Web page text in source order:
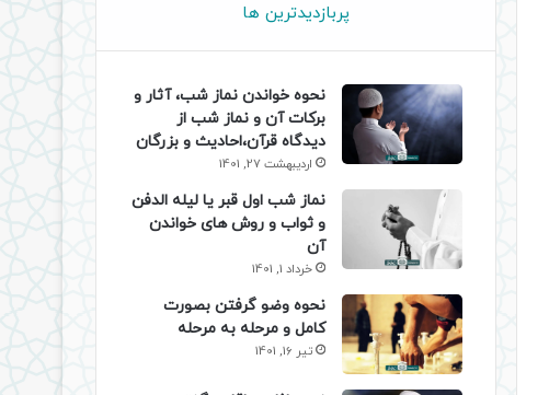
پربازدیدترین ها
نحوه خواندن نماز شب، آثار و
برکات آن و نماز شب از
دیدگاه قرآن،احادیث و بزرگان
اردیبهشت 27, 1401
نماز شب اول قبر یا لیله الدفن
و ثواب و روش های خواندن
آن
خرداد 1, 1401
نحوه وضو گرفتن بصورت
کامل و مرحله به مرحله
تیر 16, 1401